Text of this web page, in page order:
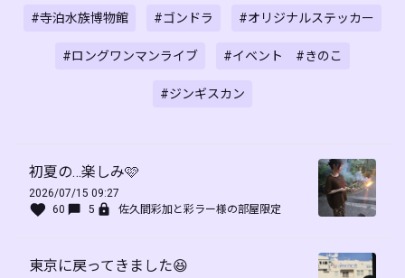
#寺泊水族博物館 #ゴンドラ #オリジナルステッカー
#ロングワンマンライブ #イベント #きのこ
#ジンギスカン
初夏の…楽しみ🩷
2026/07/15 09:27
60
5 佐久間彩加と彩ラー様の部屋限定
東京に戻ってきました😆